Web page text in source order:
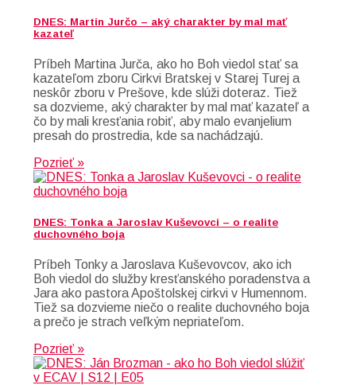
DNES: Martin Jurčo – aký charakter by mal mať
kazateľ
Príbeh Martina Jurča, ako ho Boh viedol stať sa
kazateľom zboru Cirkvi Bratskej v Starej Turej a
neskôr zboru v Prešove, kde slúži doteraz. Tiež
sa dozvieme, aký charakter by mal mať kazateľ a
čo by mali kresťania robiť, aby malo evanjelium
presah do prostredia, kde sa nachádzajú.
Pozrieť »
DNES: Tonka a Jaroslav Kuševovci – o realite
duchovného boja
Príbeh Tonky a Jaroslava Kuševovcov, ako ich
Boh viedol do služby kresťanského poradenstva a
Jara ako pastora Apoštolskej cirkvi v Humennom.
Tiež sa dozvieme niečo o realite duchovného boja
a prečo je strach veľkým nepriateľom.
Pozrieť »